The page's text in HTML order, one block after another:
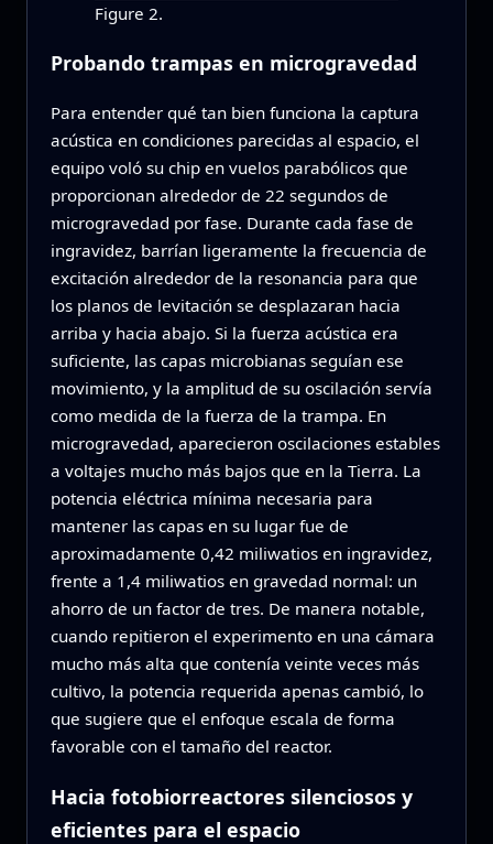
Figure 2.
Probando trampas en microgravedad
Para entender qué tan bien funciona la captura
acústica en condiciones parecidas al espacio, el
equipo voló su chip en vuelos parabólicos que
proporcionan alrededor de 22 segundos de
microgravedad por fase. Durante cada fase de
ingravidez, barrían ligeramente la frecuencia de
excitación alrededor de la resonancia para que
los planos de levitación se desplazaran hacia
arriba y hacia abajo. Si la fuerza acústica era
suficiente, las capas microbianas seguían ese
movimiento, y la amplitud de su oscilación servía
como medida de la fuerza de la trampa. En
microgravedad, aparecieron oscilaciones estables
a voltajes mucho más bajos que en la Tierra. La
potencia eléctrica mínima necesaria para
mantener las capas en su lugar fue de
aproximadamente 0,42 miliwatios en ingravidez,
frente a 1,4 miliwatios en gravedad normal: un
ahorro de un factor de tres. De manera notable,
cuando repitieron el experimento en una cámara
mucho más alta que contenía veinte veces más
cultivo, la potencia requerida apenas cambió, lo
que sugiere que el enfoque escala de forma
favorable con el tamaño del reactor.
Hacia fotobiorreactores silenciosos y
eficientes para el espacio